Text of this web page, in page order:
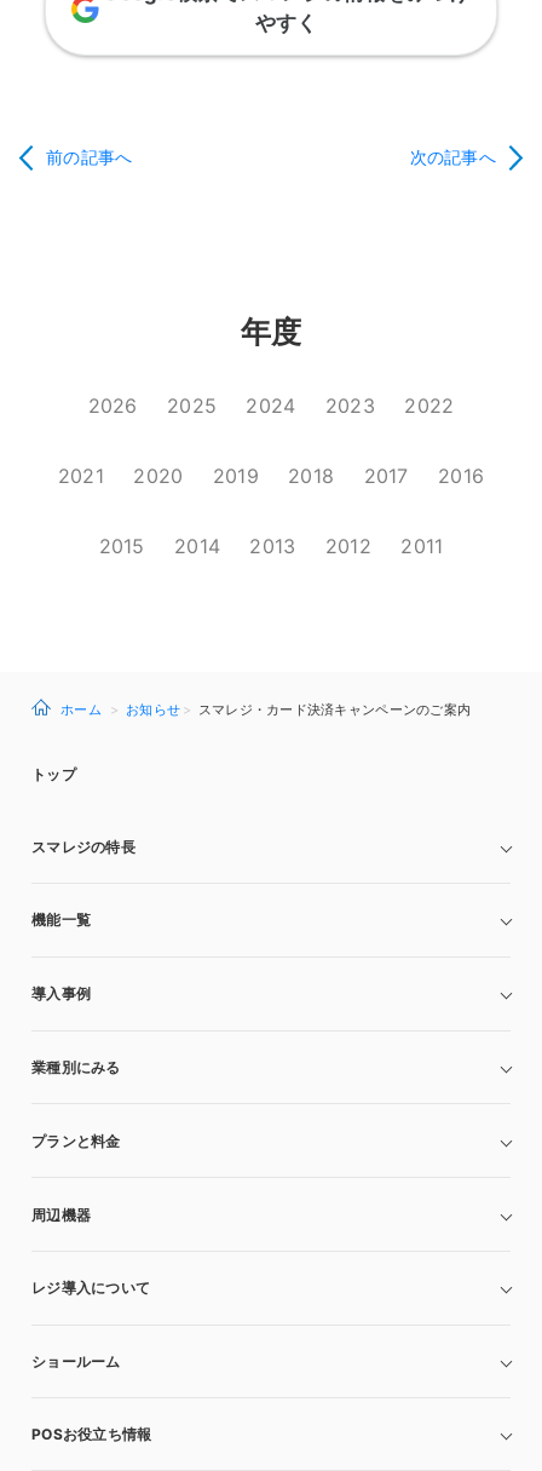
やすく
前の記事へ 次の記事へ
年度
2026 2025 2024 2023 2022
2021 2020 2019 2018 2017 2016
2015 2014 2013 2012 2011
ホーム お知らせ スマレジ・カード決済キャンペーンのご案内
トップ
スマレジの特長
機能一覧
導入事例
業種別にみる
プランと料金
周辺機器
レジ導入について
ショールーム
POSお役立ち情報